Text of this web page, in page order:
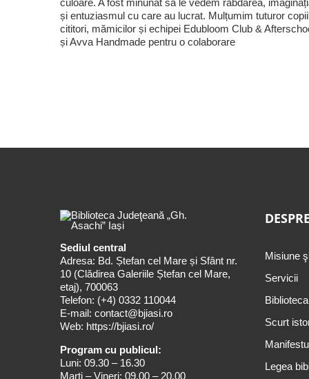
culoare. A fost minunat să le vedem răbdarea,
și entuziasmul cu care au lucrat. Mulțumim tuturor
cititori, mămicilor și echipei Edubloom Club &
și Avva Handmade pentru o colaborare
Sediul central
Adresa: Bd. Ștefan cel Mare și Sfânt nr.
10 (Clădirea Galeriile Ștefan cel Mare,
etaj), 700063
Telefon: (+4) 0332 110044
E-mail: contact@bjiasi.ro
Web: https://bjiasi.ro/
Program cu publicul:
Luni: 09.30 – 16.30
Marți – Vineri: 09.00 – 20.00
Misiune
Servicii
Scurt
Legea